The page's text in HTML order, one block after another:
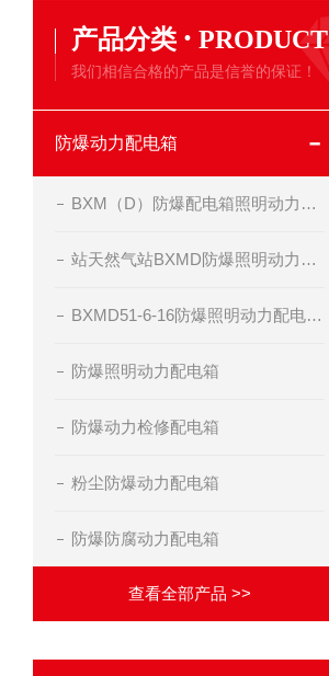
产品分类 · PRODUCT
我们相信合格的产品是信誉的保证！
防爆动力配电箱
BXM（D）防爆配电箱照明动力开关箱定做制造
站天然气站BXMD防爆照明动力配电箱
BXMD51-6-16防爆照明动力配电箱-非标定做
防爆照明动力配电箱
防爆动力检修配电箱
粉尘防爆动力配电箱
防爆防腐动力配电箱
查看全部产品 >>